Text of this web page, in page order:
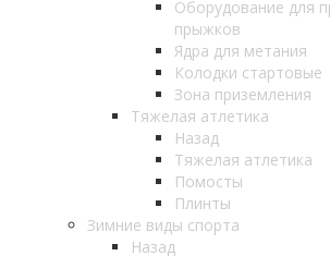
Оборудование для
прыжков
Ядра для метания
Колодки стартовые
Зона приземления
Тяжелая атлетика
Назад
Тяжелая атлетика
Помосты
Плинты
Зимние виды спорта
Назад